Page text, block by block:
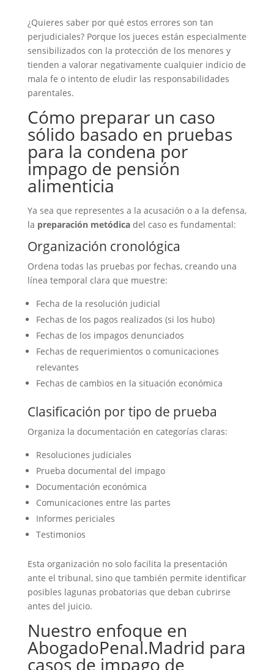
¿Quieres saber por qué estos errores son tan
perjudiciales? Porque los jueces están especialmente
sensibilizados con la protección de los menores y
tienden a valorar negativamente cualquier indicio de
mala fe o intento de eludir las responsabilidades
parentales.
Cómo preparar un caso
sólido basado en pruebas
para la condena por
impago de pensión
alimenticia
Ya sea que representes a la acusación o a la defensa,
la preparación metódicadel caso es fundamental:
Organización cronológica
Ordena todas las pruebas por fechas, creando una
línea temporal clara que muestre:
Fecha de la resolución judicial
Fechas de los pagos realizados (si los hubo)
Fechas de los impagos denunciados
Fechas de requerimientos o comunicaciones
relevantes
Fechas de cambios en la situación económica
Clasificación por tipo de prueba
Organiza la documentación en categorías claras:
Resoluciones judiciales
Prueba documental del impago
Documentación económica
Comunicaciones entre las partes
Informes periciales
Testimonios
Esta organización no solo facilita la presentación
ante el tribunal, sino que también permite identificar
posibles lagunas probatorias que deban cubrirse
antes del juicio.
Nuestro enfoque en
AbogadoPenal.Madrid para
casos de impago de